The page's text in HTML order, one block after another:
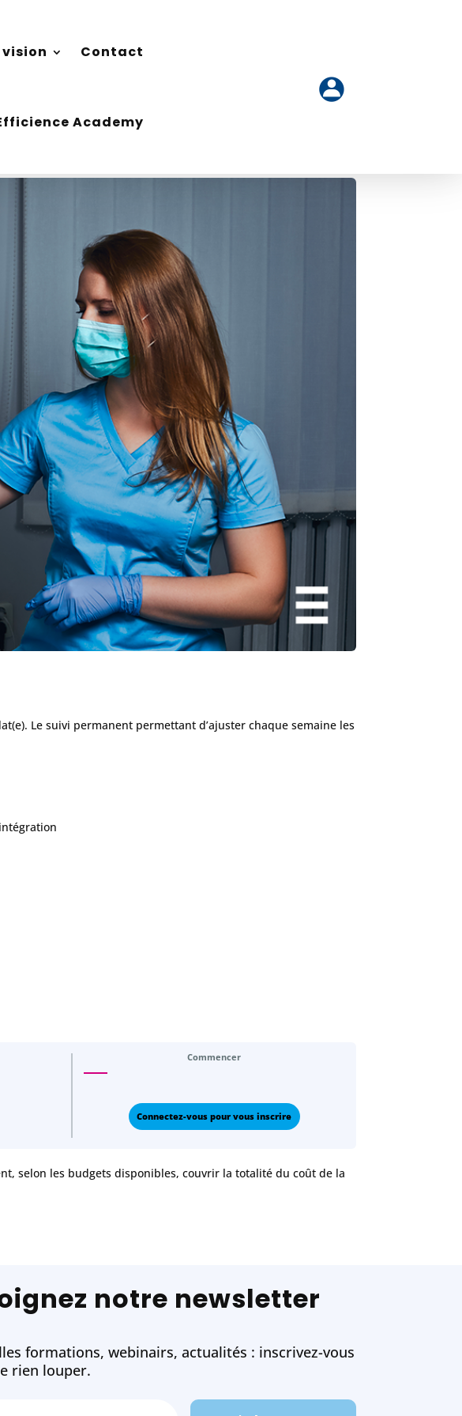
Contact
Academy
Le suivi permanent permettant d’ajuster chaque semaine les
Commencer
Connectez-vous pour vous inscrire
selon les budgets disponibles, couvrir la totalité du coût de la
notre newsletter
formations, webinairs, actualités : inscrivez-vous
rien louper.